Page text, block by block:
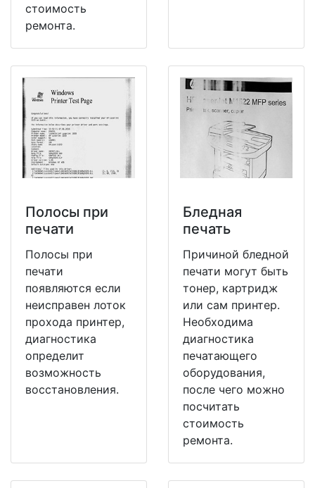
стоимость
ремонта.
Полосы при
печати
Полосы при
печати
появляются если
неисправен лоток
прохода принтер,
диагностика
определит
возможность
восстановления.
Бледная
печать
Причиной бледной
печати могут быть
тонер, картридж
или сам принтер.
Необходима
диагностика
печатающего
оборудования,
после чего можно
посчитать
стоимость
ремонта.